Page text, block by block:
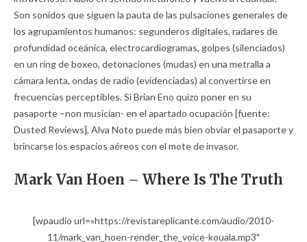
Son sonidos que siguen la pauta de las pulsaciones generales de
los agrupamientos humanos: segunderos digitales, radares de
profundidad oceánica, electrocardiogramas, golpes (silenciados)
en un ring de boxeo, detonaciones (mudas) en una metralla a
cámara lenta, ondas de radio (evidenciadas) al convertirse en
frecuencias perceptibles. Si Brian Eno quizo poner en su
pasaporte –non musician- en el apartado ocupación [fuente:
Dusted Reviews], Alva Noto puede más bien obviar el pasaporte y
brincarse los espacios aéreos con el mote de invasor.
Mark Van Hoen – Where Is The Truth
[wpaudio url=»https://revistareplicante.com/audio/2010-
11/mark_van_hoen-render_the_voice-kouala.mp3″